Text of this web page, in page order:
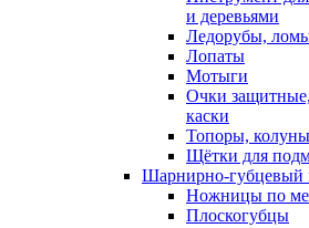
и деревьями
Ледорубы,
Лопаты
Мотыги
Очки
каски
Топоры, колуны
Щётки для
Шарнирно-губцевый
Ножницы по
Плоскогубцы